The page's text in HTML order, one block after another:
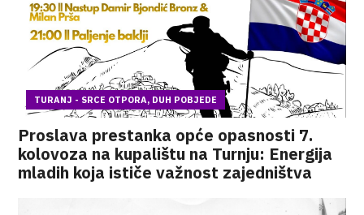
TURANJ - SRCE OTPORA, DUH POBJEDE
Proslava prestanka opće opasnosti 7.
kolovoza na kupalištu na Turnju: Energija
mladih koja ističe važnost zajedništva